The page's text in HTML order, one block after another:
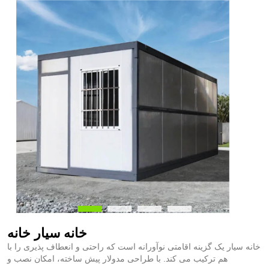
خانه سیار خانه
خانه سیار یک گزینه اقامتی نوآورانه است که راحتی و انعطاف پذیری را با
هم ترکیب می کند. با طراحی مدولار پیش ساخته، امکان نصب و